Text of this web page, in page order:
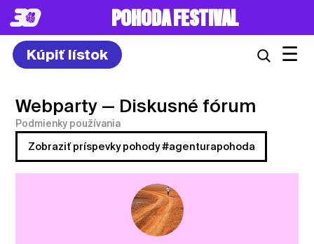
POHODA FESTIVAL
Kúpiť lístok ☰
Webparty — Diskusné fórum
Podmienky používania
Zobraziť príspevky pohody #agenturapohoda